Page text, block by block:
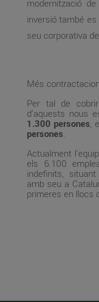
modernització
inversió també
seu corporativa
Més
Per tal de
d’aquests nous
1.300 persones,
persones.
Actualment
els 6.100
indefinits,
amb seu a
primeres en llocs